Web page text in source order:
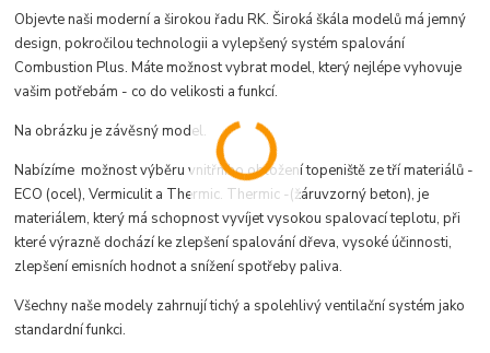
Objevte naši moderní a širokou řadu RK.Široká škála modelů má jemný
design, pokročilou technologii a vylepšený systém spalování
Combustion Plus. Máte možnost vybrat model, který nejlépe vyhovuje
vašim potřebám - co do velikosti a funkcí.
Na obrázku je závěsný model.
Nabízíme možnost výběru vnitřního obložení topeniště ze tří materiálů -
ECO (ocel), Vermiculit a Thermic. Thermic -(žáruvzorný beton), je
materiálem, který má schopnost vyvíjet vysokou spalovací teplotu, při
které výrazně dochází ke zlepšení spalování dřeva, vysoké účinnosti,
zlepšení emisních hodnot a snížení spotřeby paliva.
Všechny naše modely zahrnují tichý a spolehlivý ventilační systém jako
standardní funkci.